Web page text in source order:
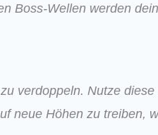
Boss-Wellen werden
verdoppeln. Nutze
neue Höhen zu treiben,